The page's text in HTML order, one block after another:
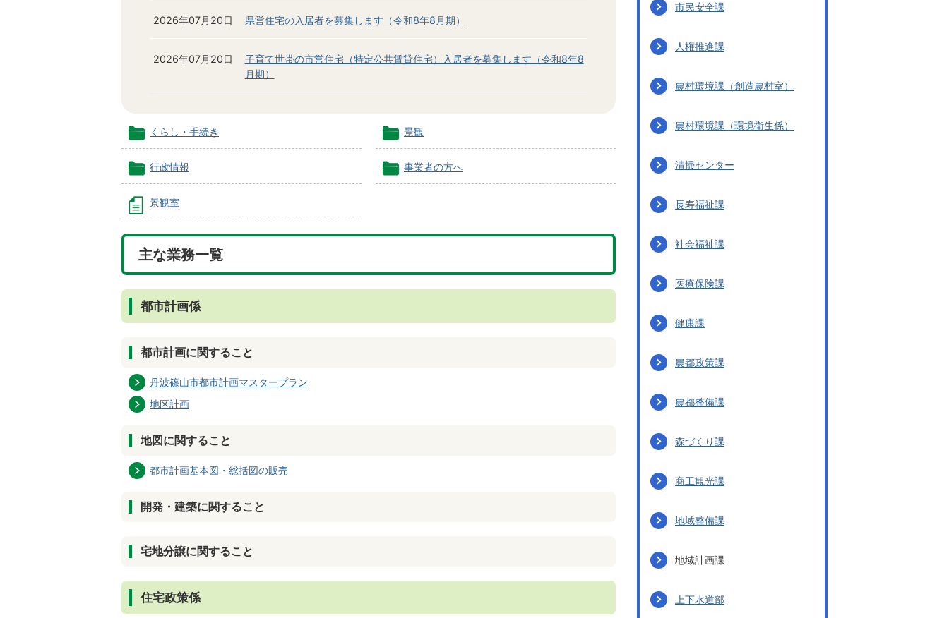
2026年07月20日 県営住宅の入居者を募集します（令和8年8月期）
2026年07月20日
子育て世帯の市営住宅（特定公共賃貸住宅）入居者を募集します（令和8年8
月期）
くらし・手続き 景観
行政情報 事業者の方へ
景観室
主な業務一覧
都市計画係
都市計画に関すること
丹波篠山市都市計画マスタープラン
地区計画
地図に関すること
都市計画基本図・総括図の販売
開発・建築に関すること
宅地分譲に関すること
住宅政策係
市民安全課
人権推進課
農村環境課（創造農村室）
農村環境課（環境衛生係）
清掃センター
長寿福祉課
社会福祉課
医療保険課
健康課
農都政策課
農都整備課
森づくり課
商工観光課
地域整備課
地域計画課
上下水道部